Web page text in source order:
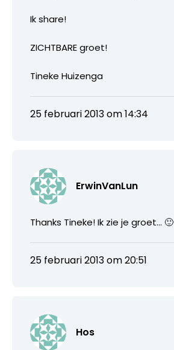
Ik share!
ZICHTBARE groet!
Tineke Huizenga
25 februari 2013 om 14:34
ErwinVanLun
Thanks Tineke! Ik zie je groet… 🙂
25 februari 2013 om 20:51
Hos